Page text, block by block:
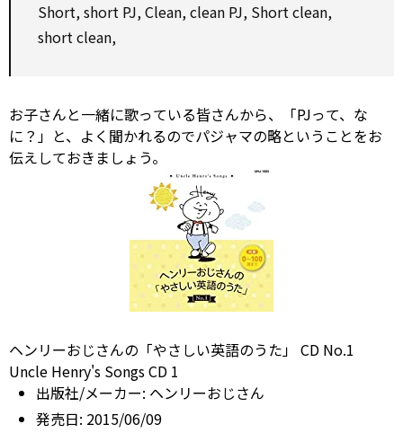
Short, short PJ, Clean, clean PJ, Short clean,
short clean,
お子さんと一緒に歌っている皆さんから、「PJって、な
に？」と、よく聞かれるのでパジャマの略ということをお
伝えしておきましょう。
ヘンリーおじさんの「やさしい英語のうた」 CD No.1
Uncle Henry's Songs CD 1
出版社/メーカー: ヘンリーおじさん
発売日: 2015/06/09